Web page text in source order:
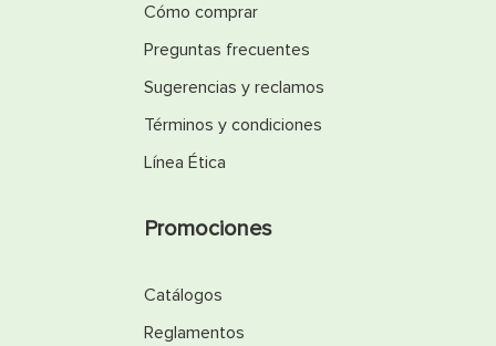
Cómo comprar
Preguntas frecuentes
Sugerencias y reclamos
Términos y condiciones
Línea Ética
Promociones
Catálogos
Reglamentos